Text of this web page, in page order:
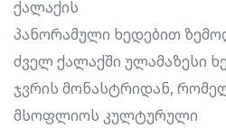
ქალაქის
პანორამული ხედებით
ძველ ქალაქში ულამაზესი
ჯვრის მონასტრიდან,
მსოფლიოს კულტურული